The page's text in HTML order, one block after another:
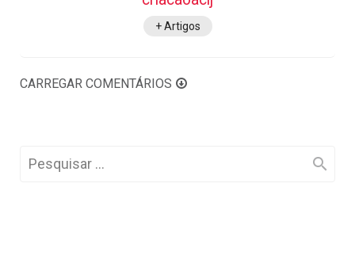
+ Artigos
CARREGAR COMENTÁRIOS